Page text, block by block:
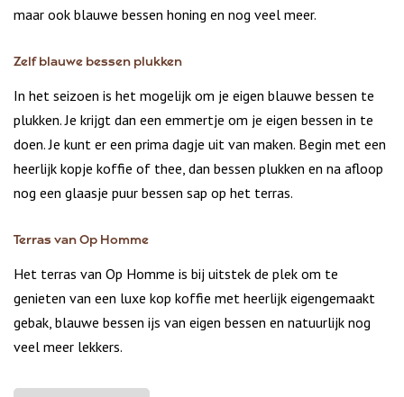
maar ook blauwe bessen honing en nog veel meer.
Zelf blauwe bessen plukken
In het seizoen is het mogelijk om je eigen blauwe bessen te
plukken.Je krijgt dan een emmertje om je eigen bessen in te
doen.Je kunt er een prima dagje uit van maken. Begin met een
heerlijk kopje koffie of thee, dan bessen plukken en na afloop
nog een glaasje puur bessen sap op het terras.
Terras van Op Homme
Het terras van Op Homme is bij uitstek de plek om te
genieten van een luxe kop koffie met heerlijk eigengemaakt
gebak, blauwe bessen ijs van eigen bessen en natuurlijk nog
veel meer lekkers.